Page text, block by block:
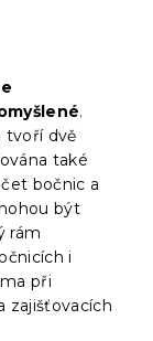
.
tvoří dvě
také
bočnic a
být
rám
i
při
zajišťovacích